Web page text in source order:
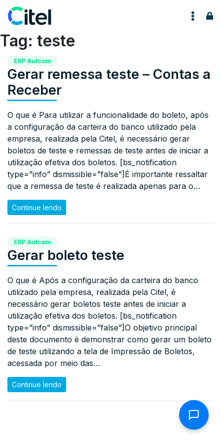
Pular para o conteúdo
Tag: teste
ERP Autcom
Gerar remessa teste – Contas a
Receber
O que é Para utilizar a funcionalidade do boleto, após
a configuração da carteira do banco utilizado pela
empresa, realizada pela Citel, é necessário gerar
boletos de teste e remessas de teste antes de iniciar a
utilização efetiva dos boletos. [bs_notification
type=”info” dismissible=”false”]É importante ressaltar
que a remessa de teste é realizada apenas para o…
Continue lendo
ERP Autcom
Gerar boleto teste
O que é Após a configuração da carteira do banco
utilizado pela empresa, realizada pela Citel, é
necessário gerar boletos teste antes de iniciar a
utilização efetiva dos boletos. [bs_notification
type=”info” dismissible=”false”]O objetivo principal
deste documento é demonstrar como gerar um boleto
de teste utilizando a tela de Impressão de Boletos,
acessada por meio das…
Continue lendo